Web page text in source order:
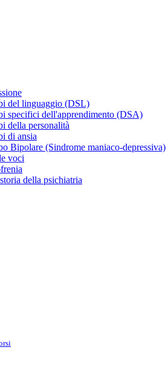
del linguaggio (DSL)
specifici dell'apprendimento (DSA)
della personalità
di ansia
Bipolare (Sindrome maniaco-depressiva)
voci
della psichiatria